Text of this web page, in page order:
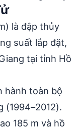
là đập thủy
suất lắp đặt,
tại tỉnh Hồ
hành toàn bộ
(1994–2012).
185 m và hồ